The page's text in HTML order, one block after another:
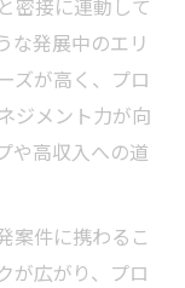
密接に連動して
な発展中のエリ
ズが高く、プロ
ジメント力が向
や高収入への道
案件に携わるこ
が広がり、プロ